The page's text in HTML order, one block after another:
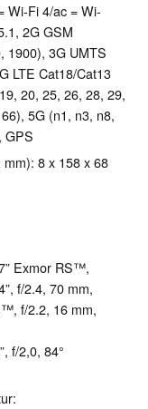
Wi-Fi 4/ac = Wi-
2G GSM
1900), 3G UMTS
LTE Cat18/Cat13
20, 25, 26, 28, 29,
5G (n1, n3, n8,
GPS
8 x 158 x 68
Exmor RS™,
f/2.4, 70 mm,
f/2.2, 16 mm,
f/2,0, 84°